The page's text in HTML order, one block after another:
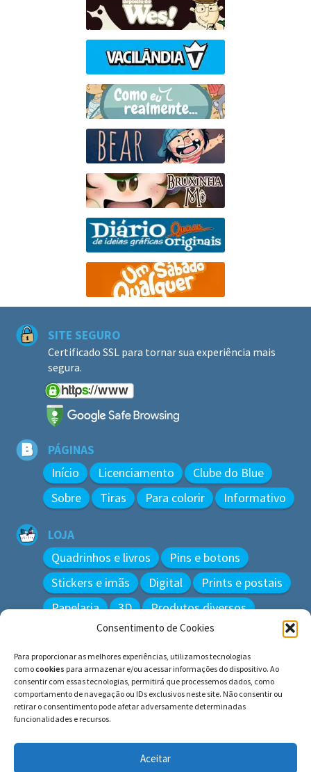
Consentimento de Cookies
Para proporcionar as melhores experiências, utilizamos tecnologias
comocookies para armazenar e/ou acessar informações do dispositivo. Ao
consentir com essas tecnologias, permitirá que processemos dados, como
comportamento de navegação ou IDs exclusivos neste site. Não consentir ou
retirar o consentimento pode afetar adversamente determinadas
funcionalidades e recursos.
Aceitar
SITE SEGURO
Certificado SSL para tornar sua experiência mais
segura.
PÁGINAS
Início Licenciamento
Clube do Blue
Sobre
Tiras Para colorir Informativo
LOJA
Quadrinhos e livros
Pins e botons
Stickers e imãs
Digital
Prints e postais
Papelaria
3D Produtos diversos
Pesquisar
por:
© BLUE e os gatos ∙ todos os direitos reservados.
Histórias inspiradas em gatos reais. Adote e cuide dos